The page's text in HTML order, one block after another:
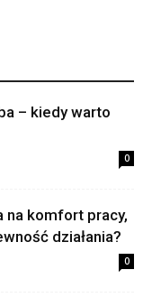
– kiedy warto
0
na komfort pracy,
działania?
0